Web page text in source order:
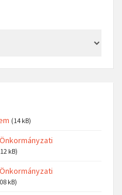
(14 kB)
kB)
kB)